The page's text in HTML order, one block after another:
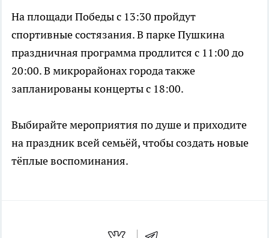
На площади Победы с 13:30 пройдут
спортивные состязания. В парке Пушкина
праздничная программа продлится с 11:00 до
20:00. В микрорайонах города также
запланированы концерты с 18:00.
Выбирайте мероприятия по душе и приходите
на праздник всей семьёй, чтобы создать новые
тёплые воспоминания.